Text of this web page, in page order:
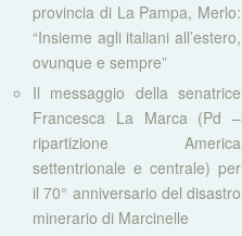
provincia di La Pampa, Merlo:
“Insieme agli italiani all’estero,
ovunque e sempre”
Il messaggio della senatrice
Francesca La Marca (Pd –
ripartizione America
settentrionale e centrale) per
il 70° anniversario del disastro
minerario di Marcinelle